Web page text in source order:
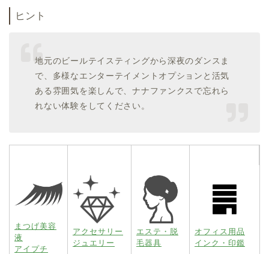
ヒント
地元のビールテイスティングから深夜のダンスま
で、多様なエンターテイメントオプションと活気
ある雰囲気を楽しんで、ナナファンクスで忘れら
れない体験をしてください。
まつげ美容
液
アイプチ
アクセサリー
ジュエリー
エステ・脱
毛器具
オフィス用品
インク・印鑑